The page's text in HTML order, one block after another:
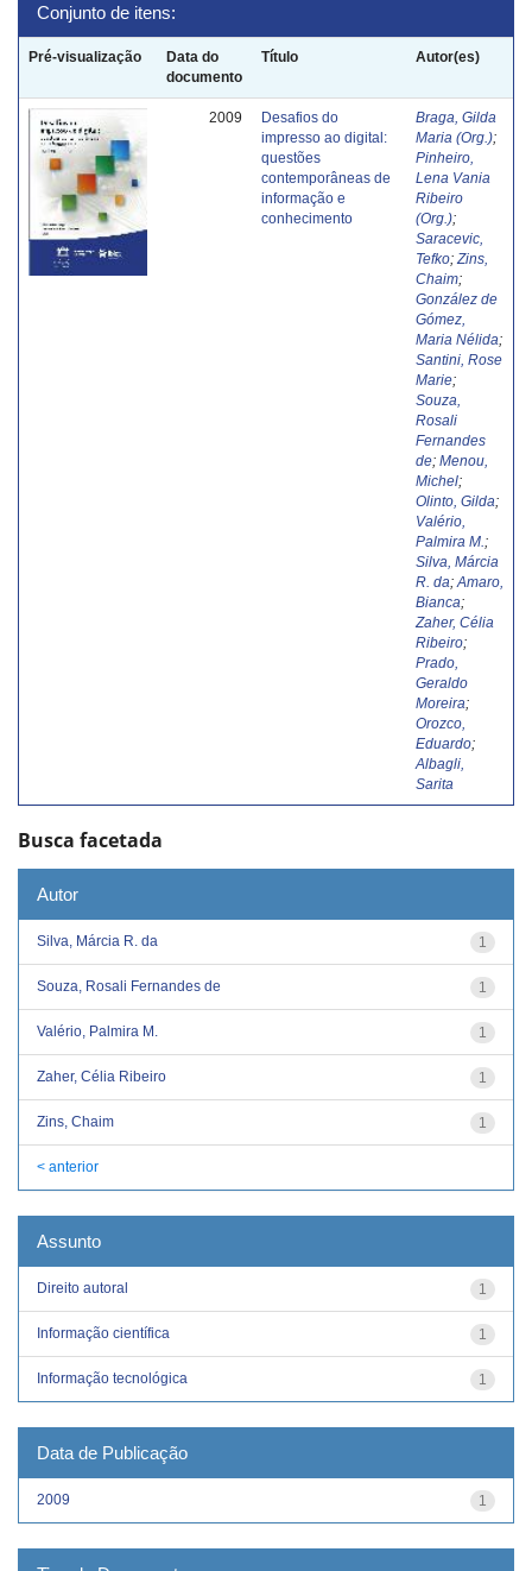
Conjunto de itens:
Pré-visualização
Data do
documento
Título Autor(es)
2009
Desafios do
impresso ao digital:
questões
contemporâneas de
informação e
conhecimento
Braga, Gilda
Maria (Org.);
Pinheiro,
Lena Vania
Ribeiro
(Org.);
Saracevic,
Tefko; Zins,
Chaim;
González de
Gómez,
Maria Nélida;
Santini, Rose
Marie;
Souza,
Rosali
Fernandes
de; Menou,
Michel;
Olinto, Gilda;
Valério,
Palmira M. ;
Silva, Márcia
R. da; Amaro,
Bianca;
Zaher, Célia
Ribeiro;
Prado,
Geraldo
Moreira;
Orozco,
Eduardo;
Albagli,
Sarita
Busca facetada
Autor
1
Silva, Márcia R. da
1
Souza, Rosali Fernandes de
1
Valério, Palmira M.
1
Zaher, Célia Ribeiro
1
Zins, Chaim
< anterior
Assunto
1
Direito autoral
1
Informação científica
1
Informação tecnológica
Data de Publicação
1
2009